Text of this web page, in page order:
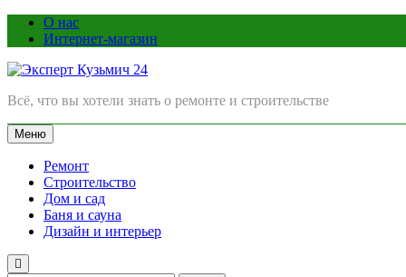
ПерейтиО нас
Интернет-магазин
Эксперт Кузьмич 24
Всё, что вы хотели знать о ремонте и строительстве
Меню
Ремонт
Строительство
Дом и сад
Баня и сауна
Дизайн и интерьер